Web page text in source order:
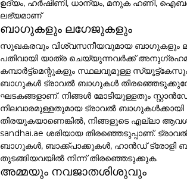
ഉദ്യം, ഹർഷിണി, ധാന്യം, മനുക ഹണി,
ലഭ്യമാണ്
ബാഗുകളും ലഗേജുകളും
സുഖകരവും വിശ്വസനീയവുമായ ബാഗുകളും
പതിവായി യാത്ര ചെയ്യുന്നവർക്ക്
കമ്പാർട്ട്മെന്റുകളും സ്ഥലവുമുള്ള
ബാഗുകൾ ട്രാവൽ ബാഗുകൾ
ഘടകങ്ങളാണ്. നിങ്ങൾ മോടിയുള്ളതും
നിലവാരമുള്ളതുമായ ട്രാവൽ ബാഗുകൾക്കായി
തിരയുകയാണെങ്കിൽ, നിങ്ങളുടെ എല്ലാ
sandhai.ae ശരിയായ തിരഞ്ഞെടുപ്പാണ്.
ബാഗുകൾ, ബാക്ക്പാക്കുകൾ, ഹാൻഡ് ട്രോളി
തുടങ്ങിയവയിൽ നിന്ന് തിരഞ്ഞെടുക്കുക.
അമ്മയും നവജാതശിശുവും